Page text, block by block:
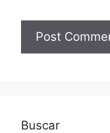
Buscar